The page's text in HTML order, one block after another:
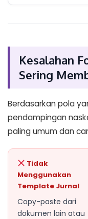
Kesalahan
Sering
Berdasarkan pola
pendampingan
paling umum dan
Tidak
Menggunakan
Template Jurnal
Copy-paste dari
dokumen lain atau